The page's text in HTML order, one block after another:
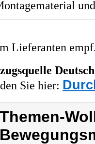
Lieferanten
Sie hier:
Themen-